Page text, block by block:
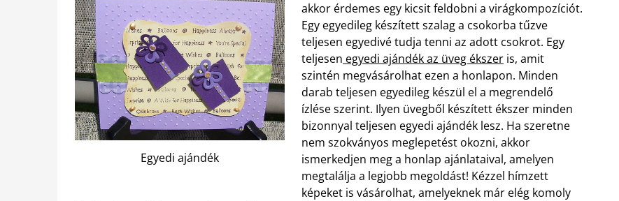
Egyedi ajándék
akkor érdemes egy kicsit feldobni a virágkompozíciót.
Egy egyedileg készített szalag a csokorba tűzve
teljesen egyedivé tudja tenni az adott csokrot. Egy
teljesen egyedi ajándék az üveg ékszer is, amit
szintén megvásárolhat ezen a honlapon. Minden
darab teljesen egyedileg készül el a megrendelő
ízlése szerint. Ilyen üvegből készített ékszer minden
bizonnyal teljesen egyedi ajándék lesz. Ha szeretne
nem szokványos meglepetést okozni, akkor
ismerkedjen meg a honlap ajánlataival, amelyen
megtalálja a legjobb megoldást! Kézzel hímzett
képeket is vásárolhat, amelyeknek már elég komoly